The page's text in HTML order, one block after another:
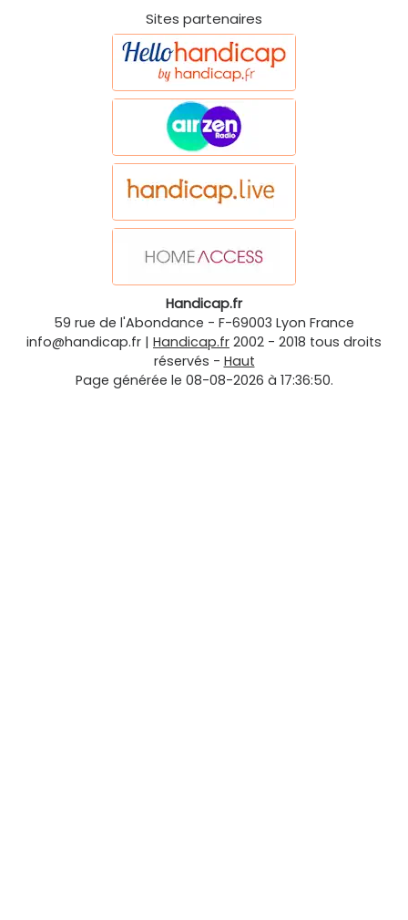
Sites partenaires
Handicap.fr
59 rue de l'Abondance - F-69003 Lyon France
info@handicap.fr | Handicap.fr 2002 - 2018 tous droits
réservés - Haut
Page générée le 08-08-2026 à 17:36:50.